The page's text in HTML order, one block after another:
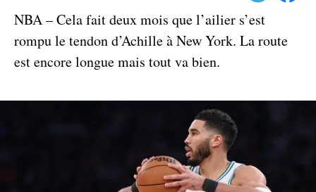
NBA – Cela fait deux mois que l’ailier s’est
rompu le tendon d’Achille à New York. La route
est encore longue mais tout va bien.